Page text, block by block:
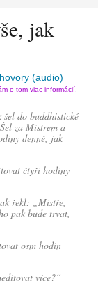
jak
(audio)
o tom viac informácií.
do buddhistické
za Mistrem a
denně, jak
čtyři hodiny
řekl: „Mistře,
pak bude trvat,
osm hodin
více?“